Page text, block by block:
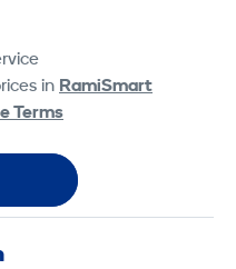
in RamiSmart
Terms